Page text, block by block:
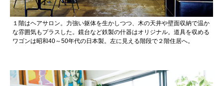
１階はヘアサロン。力強い躯体を生かしつつ、木の天井や壁面収納で温か
な雰囲気もプラスした。鏡台など鉄製の什器はオリジナル。道具を収める
ワゴンは昭和40～50年代の日本製。左に見える階段で２階住居へ。